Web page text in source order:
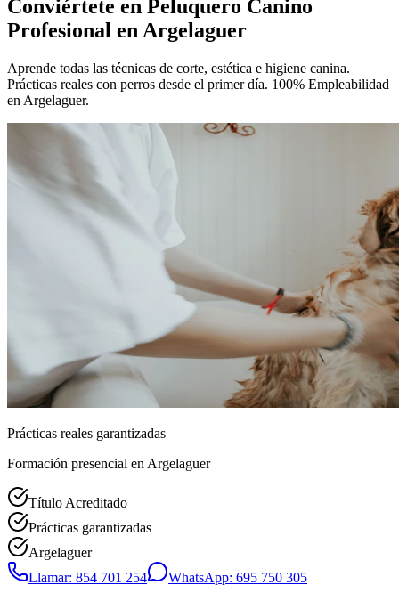
Conviértete en Peluquero Canino
Profesional en Argelaguer
Aprende todas las técnicas de corte, estética e higiene canina.
Prácticas reales con perros desde el primer día. 100% Empleabilidad
en Argelaguer.
Prácticas reales garantizadas
Formación presencial en Argelaguer
Título Acreditado
Prácticas garantizadas
Argelaguer
Llamar: 854 701 254
WhatsApp: 695 750 305